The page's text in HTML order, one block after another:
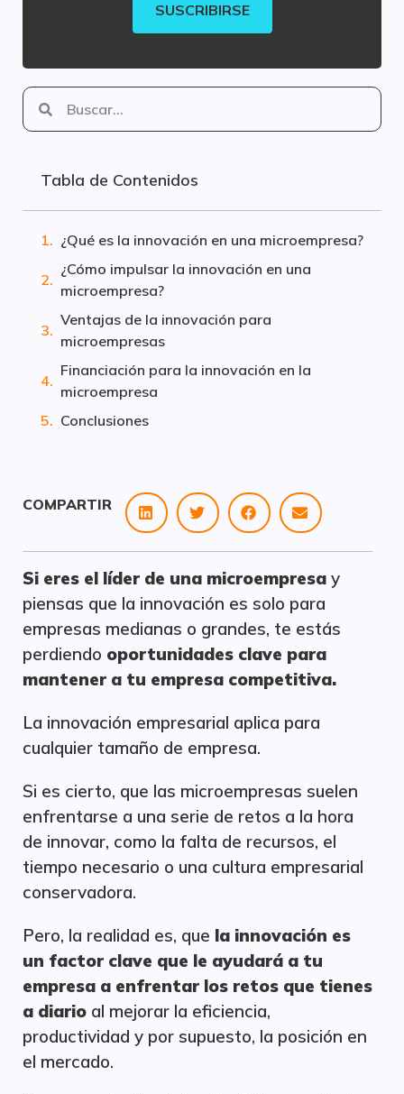
COMPARTIR
Si eres el líder de una microempresa y
piensas que la innovación es solo para
empresas medianas o grandes, te estás
perdiendo oportunidades clave para
mantener a tu empresa competitiva.
La innovación empresarial aplica para
cualquier tamaño de empresa.
Si es cierto, que las microempresas suelen
enfrentarse a una serie de retos a la hora
de innovar, como la falta de recursos, el
tiempo necesario o una cultura empresarial
conservadora.
Pero, la realidad es, que la innovación es
un factor clave que le ayudará a tu
empresa a enfrentar los retos que tienes
a diario al mejorar la eficiencia,
productividad y por supuesto, la posición en
el mercado.
SUSCRIBIRSE
Tabla de Contenidos
¿Qué es la innovación en una microempresa?
¿Cómo impulsar la innovación en una
microempresa?
Ventajas de la innovación para
microempresas
Financiación para la innovación en la
microempresa
Conclusiones